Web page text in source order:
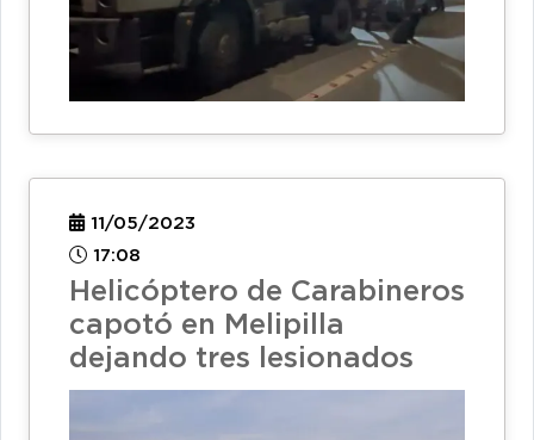
11/05/2023
17:08
Helicóptero de Carabineros
capotó en Melipilla
dejando tres lesionados